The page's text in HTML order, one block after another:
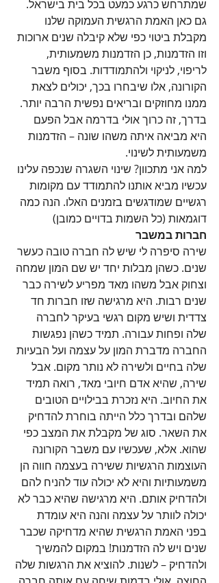
שמתרחש כרגע כמעט בכל בית בישראל.
גם כאן האמת הרגשית העמוקה שלנו
מקבלת ביטוי כפי שלא קיבלה שנים ארוכות
וזו הזדמנות, כן הזדמנות משמעותית,
לריפוי, לניקוי ולהתמודדות. בסוף משבר
הקורונה, אלו שיבחרו בכך, יכולים לצאת
ממנו מחוזקים ובריאים נפשית הרבה יותר.
בדרך, זה כרוך אולי בדרמה אבל הפעם
היא מביאה איתה משהו שונה – הזדמנות
משמעותית לשינוי.
למה אני מתכוון? שינוי השגרה שנכפה עלינו
עכשיו מביא אותנו להתמודד עם מקומות
רגשיים שמודגשים בזמנים האלו. הנה כמה
דוגמאות (כל השמות בדויים כמובן)
חברות במשבר
שירה סיפרה לי שיש לה חברה טובה כעשר
שנים. כשהן מבלות יחד יש שם המון שמחה
וצחוק אבל משהו מאד מפריע לשירה כבר
שנים רבות. היא מרגישה שזו חברות חד
צדדית ושיש מקום רגשי בעיקר לחברה
שלה ופחות עבורה. תמיד כשהן נפגשות
החברה מדברת המון על עצמה ועל הבעיות
שלה בחיים ולשירה לא נותר מקום. אבל
שירה, שהיא אדם חיובי מאד, רואה תמיד
את החיוב. היא נזכרת בבילויים הטובים
שלהם ובדרך כלל הייתה בוחרת להדחיק
את השאר. סוג של מקבלת את המצב כפי
שהוא. אלא, שעכשיו עם משבר הקורונה
העוצמות הרגשיות ששירה בעצמה חווה הן
משמעותיות והיא לא יכולה עוד להניח להם
ולהדחיק אותם. היא מרגישה שהיא כבר לא
יכולה לוותר על עצמה והנה היא עומדת
בפני האמת הרגשית שהיא מדחיקה שכבר
שנים ויש לה הזדמנות! במקום להמשיך
ולהדחיק – לשנות. להוציא את הרגשות שלה